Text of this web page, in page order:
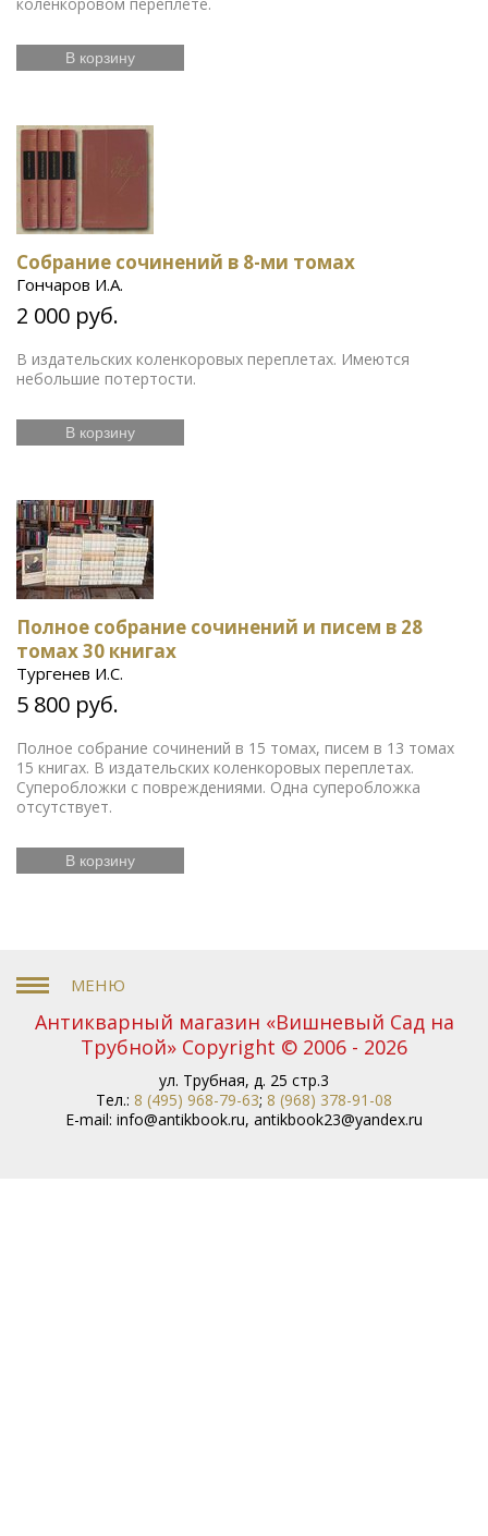
В корзину
Собрание сочинений в 8-ми томах
Гончаров И.А.
2 000 руб.
В издательских коленкоровых переплетах. Имеются
небольшие потертости.
В корзину
Полное собрание сочинений и писем в 28
томах 30 книгах
Тургенев И.С.
5 800 руб.
Полное собрание сочинений в 15 томах, писем в 13 томах
15 книгах. В издательских коленкоровых переплетах.
Суперобложки с повреждениями. Одна суперобложка
отсутствует.
В корзину
Антикварный магазин «Вишневый Сад на
Трубной» Copyright © 2006 - 2026
ул. Трубная, д. 25 стр.3
Тел.: 8 (495) 968-79-63; 8 (968) 378-91-08
E-mail: info@antikbook.ru, antikbook23@yandex.ru